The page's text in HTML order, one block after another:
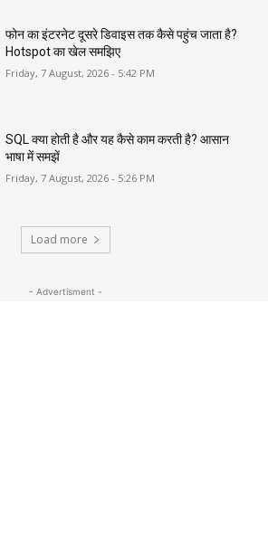
फोन का इंटरनेट दूसरे डिवाइस तक कैसे पहुंच जाता है?
Hotspot का खेल समझिए
Friday, 7 August, 2026 - 5:42 PM
SQL क्या होती है और यह कैसे काम करती है? आसान
भाषा में समझें
Friday, 7 August, 2026 - 5:26 PM
Load more
- Advertisment -